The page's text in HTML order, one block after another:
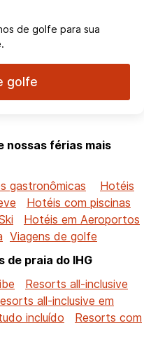
de golfe para sua
golfe
nossas férias mais
gastronômicas
Hotéis
Hotéis com piscinas
Hotéis em Aeroportos
Viagens de golfe
de praia do IHG
Resorts all-inclusive
all-inclusive em
incluído
Resorts com